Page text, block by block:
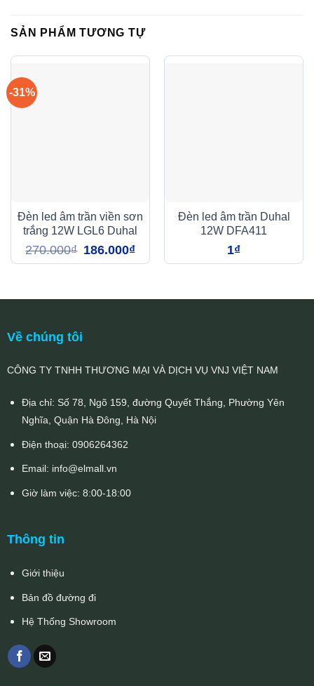
SẢN PHẨM TƯƠNG TỰ
-31%
Đèn led âm trần viền sơn
trắng 12W LGL6 Duhal
270.000₫
Giá
gốc
là:
186.000₫Giá
tại
Đèn led âm trần Duhal
12W DFA411
1₫
Về chúng tôi
CÔNG TY TNHH THƯƠNG MẠI VÀ DỊCH VỤ VNJ VIỆT NAM
Địa chỉ: Số 78, Ngõ 159, đường Quyết Thắng, Phường Yên
Nghĩa, Quận Hà Đông, Hà Nội
Điện thoại: 0906264362
Email: info@elmall.vn
Giờ làm việc: 8:00-18:00
Thông tin
Giới thiệu
Bản đồ đường đi
Hệ Thống Showroom